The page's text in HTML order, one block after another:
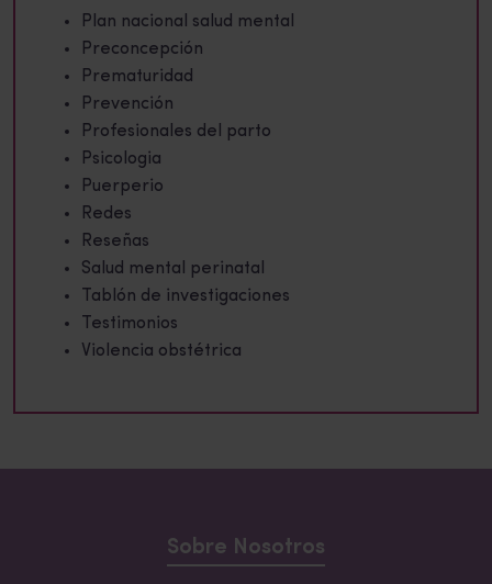
Plan nacional salud mental
Preconcepción
Prematuridad
Prevención
Profesionales del parto
Psicologia
Puerperio
Redes
Reseñas
Salud mental perinatal
Tablón de investigaciones
Testimonios
Violencia obstétrica
Sobre Nosotros